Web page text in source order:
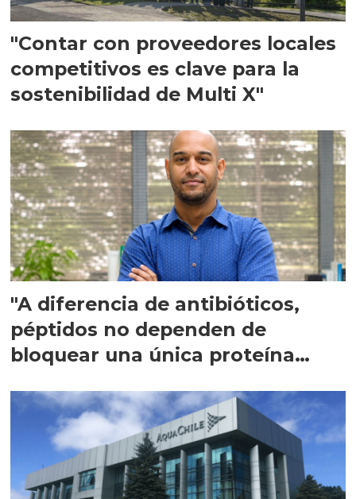
"Contar con proveedores locales
competitivos es clave para la
sostenibilidad de Multi X"
"A diferencia de antibióticos,
péptidos no dependen de
bloquear una única proteína